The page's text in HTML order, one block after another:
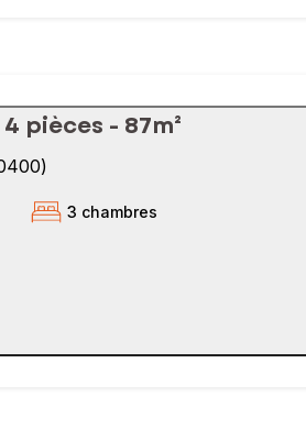
pièces - 87m²
)
3 chambres